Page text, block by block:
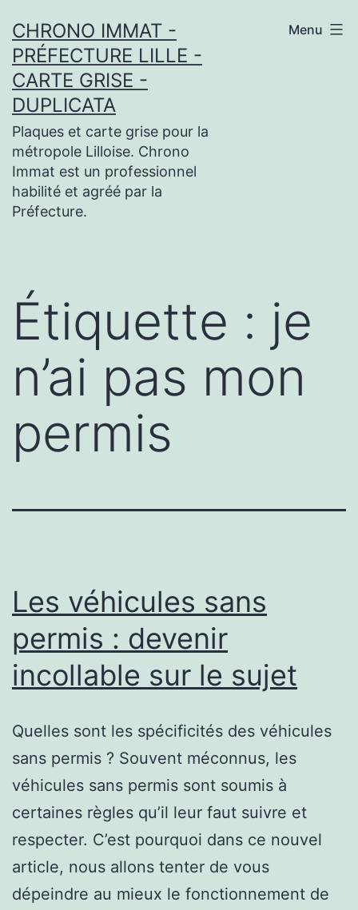
au
contenu
CHRONO IMMAT -
PRÉFECTURE LILLE -
CARTE GRISE -
DUPLICATA
Plaques et carte grise pour la
métropole Lilloise. Chrono
Immat est un professionnel
habilité et agréé par la
Préfecture.
Menu
Étiquette : je
n’ai pas mon
permis
Les véhicules sans
permis : devenir
incollable sur le sujet
Quelles sont les spécificités des véhicules
sans permis ? Souvent méconnus, les
véhicules sans permis sont soumis à
certaines règles qu’il leur faut suivre et
respecter. C’est pourquoi dans ce nouvel
article, nous allons tenter de vous
dépeindre au mieux le fonctionnement de